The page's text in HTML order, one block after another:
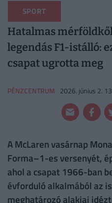
SPORT
Hatalmas
legendás F1-istálló:
csapat ugrotta meg
PÉNZCENTRUM 2026. június 2.
A McLaren vasárnap
Forma–1-es versenyét,
ahol a csapat 1966-ban
évforduló alkalmából az
meghatározó alakjai